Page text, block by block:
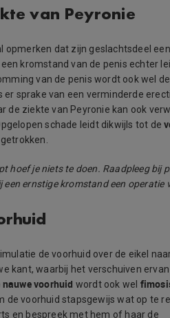
van Peyronie
opmerken dat zijn geslachtsdeel
kromstand van de penis echter
van de penis wordt ook wel de
sprake van een verminderde
de ziekte van Peyronie kan ook
schade leidt dikwijls tot de
je niets te doen. Raadpleeg bij
ernstige kromstand een operatie
de voorhuid over de eikel
kant, waarbij het verschuiven
nauwe voorhuid wordt ook wel
voorhuid stapsgewijs wat op te
en bespreek met hem of haar de